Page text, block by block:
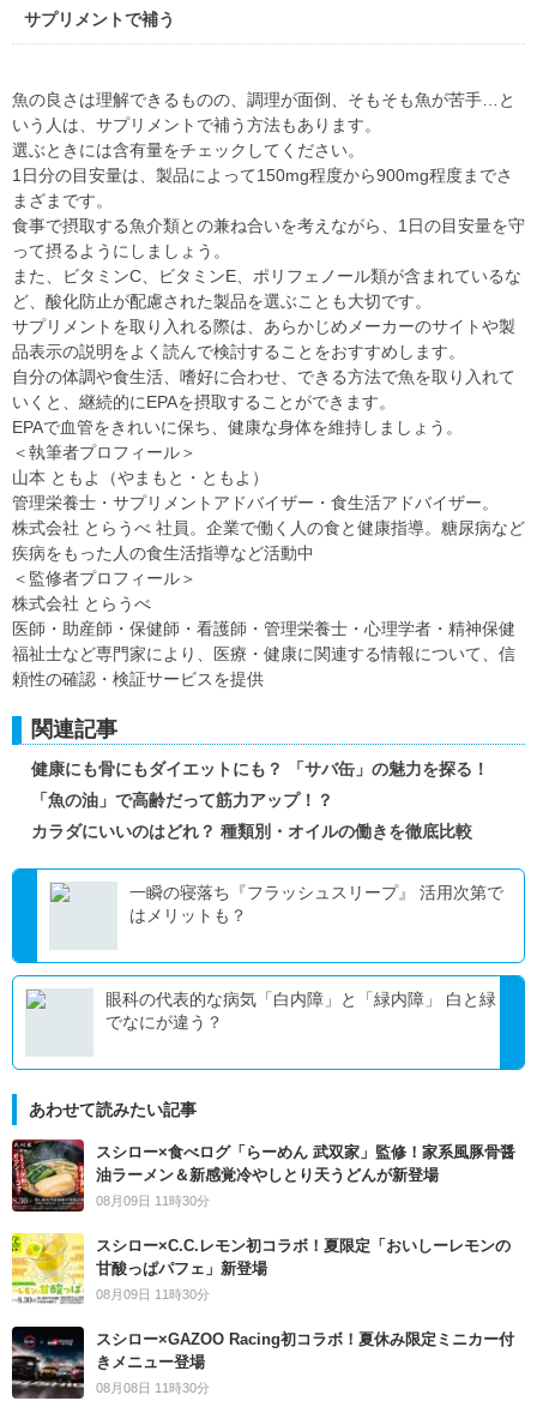
サプリメントで補う
魚の良さは理解できるものの、調理が面倒、そもそも魚が苦手…と
いう人は、サプリメントで補う方法もあります。
選ぶときには含有量をチェックしてください。
1日分の目安量は、製品によって150mg程度から900mg程度までさ
まざまです。
食事で摂取する魚介類との兼ね合いを考えながら、1日の目安量を守
って摂るようにしましょう。
また、ビタミンC、ビタミンE、ポリフェノール類が含まれているな
ど、酸化防止が配慮された製品を選ぶことも大切です。
サプリメントを取り入れる際は、あらかじめメーカーのサイトや製
品表示の説明をよく読んで検討することをおすすめします。
自分の体調や食生活、嗜好に合わせ、できる方法で魚を取り入れて
いくと、継続的にEPAを摂取することができます。
EPAで血管をきれいに保ち、健康な身体を維持しましょう。
＜執筆者プロフィール＞
山本 ともよ（やまもと・ともよ）
管理栄養士・サプリメントアドバイザー・食生活アドバイザー。
株式会社 とらうべ 社員。企業で働く人の食と健康指導。糖尿病など
疾病をもった人の食生活指導など活動中
＜監修者プロフィール＞
株式会社 とらうべ
医師・助産師・保健師・看護師・管理栄養士・心理学者・精神保健
福祉士など専門家により、医療・健康に関連する情報について、信
頼性の確認・検証サービスを提供
関連記事
健康にも骨にもダイエットにも？ 「サバ缶」の魅力を探る！
「魚の油」で高齢だって筋力アップ！？
カラダにいいのはどれ？ 種類別・オイルの働きを徹底比較
一瞬の寝落ち『フラッシュスリープ』 活用次第で
はメリットも？
眼科の代表的な病気「白内障」と「緑内障」 白と緑
でなにが違う？
あわせて読みたい記事
スシロー×食べログ「らーめん 武双家」監修！家系風豚骨醤
油ラーメン＆新感覚冷やしとり天うどんが新登場
08月09日 11時30分
スシロー×C.C.レモン初コラボ！夏限定「おいしーレモンの
甘酸っぱパフェ」新登場
08月09日 11時30分
スシロー×GAZOO Racing初コラボ！夏休み限定ミニカー付
きメニュー登場
08月08日 11時30分